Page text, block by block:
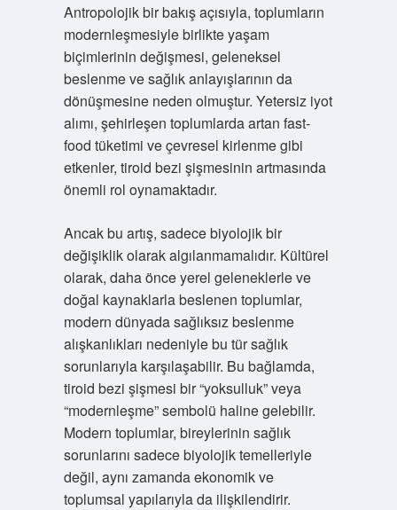
Antropolojik bir bakış açısıyla, toplumların
modernleşmesiyle birlikte yaşam
biçimlerinin değişmesi, geleneksel
beslenme ve sağlık anlayışlarının da
dönüşmesine neden olmuştur. Yetersiz iyot
alımı, şehirleşen toplumlarda artan fast-
food tüketimi ve çevresel kirlenme gibi
etkenler, tiroid bezi şişmesinin artmasında
önemli rol oynamaktadır.
Ancak bu artış, sadece biyolojik bir
değişiklik olarak algılanmamalıdır. Kültürel
olarak, daha önce yerel geleneklerle ve
doğal kaynaklarla beslenen toplumlar,
modern dünyada sağlıksız beslenme
alışkanlıkları nedeniyle bu tür sağlık
sorunlarıyla karşılaşabilir. Bu bağlamda,
tiroid bezi şişmesi bir “yoksulluk” veya
“modernleşme” sembolü haline gelebilir.
Modern toplumlar, bireylerinin sağlık
sorunlarını sadece biyolojik temelleriyle
değil, aynı zamanda ekonomik ve
toplumsal yapılarıyla da ilişkilendirir.